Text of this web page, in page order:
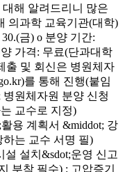
해 알려드리니 많은
의과학 교육기관(대학)
금) o 분양 기간:
양 가격: 무료(단과대학
출 및 회신은 병원체자
를 통해 진행(붙임
병원체자원 분양 신청
교수로 지정)
용 계획서 &middot; 강
는 교수 서명 필)
설치&sdot;운영 신고
부착 필수) : 고압증기